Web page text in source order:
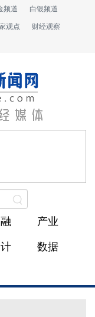
频道 白银频道
观点 财经观察
产业
数据